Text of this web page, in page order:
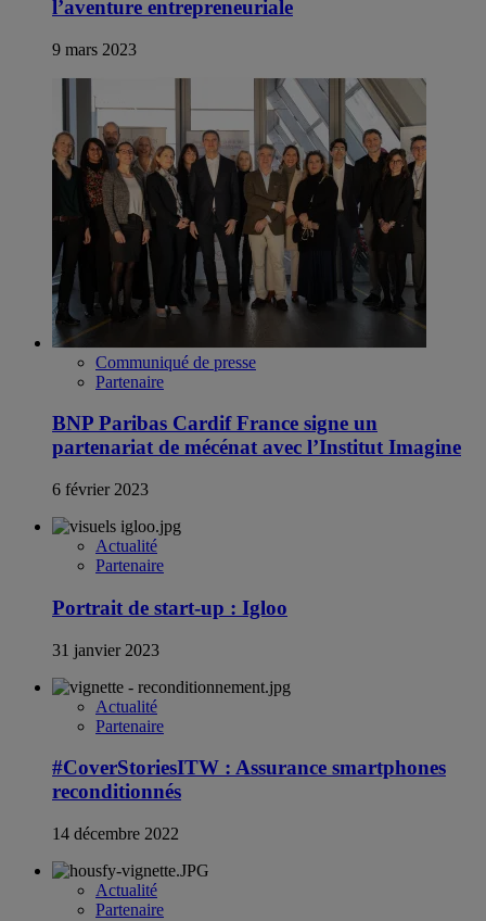
l’aventure entrepreneuriale
9 mars 2023
Communiqué de presse
Partenaire
BNP Paribas Cardif France signe un
partenariat de mécénat avec l’Institut Imagine
6 février 2023
Actualité
Partenaire
Portrait de start-up : Igloo
31 janvier 2023
Actualité
Partenaire
#CoverStoriesITW : Assurance smartphones
reconditionnés
14 décembre 2022
Actualité
Partenaire